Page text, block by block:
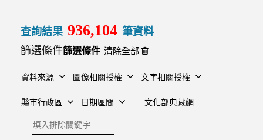
查詢結果 936,104 筆資料
篩選條件
清除全部
資料來源 圖像相關授權 文字相關授權
縣市行政區 日期區間
建檔單位
排除關鍵字